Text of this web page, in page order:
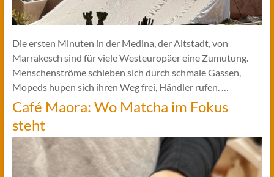
Die ersten Minuten in der Medina, der Altstadt, von
Marrakesch sind für viele Westeuropäer eine Zumutung.
Menschenströme schieben sich durch schmale Gassen,
Mopeds hupen sich ihren Weg frei, Händler rufen. …
Café Maora: Wo Matcha im Fokus
steht